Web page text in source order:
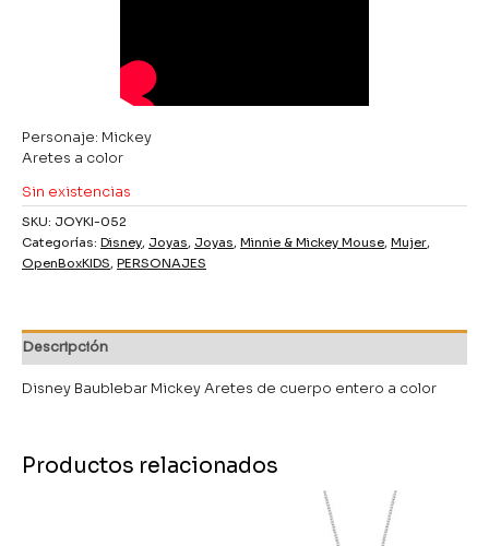
Personaje: Mickey
Aretes a color
Sin existencias
SKU: JOYKI-052
Categorías: Disney, Joyas, Joyas, Minnie & Mickey Mouse, Mujer,
OpenBoxKIDS, PERSONAJES
Descripción
Disney Baublebar Mickey Aretes de cuerpo entero a color
Productos relacionados